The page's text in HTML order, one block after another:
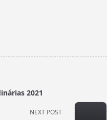
2021
NEXT POST